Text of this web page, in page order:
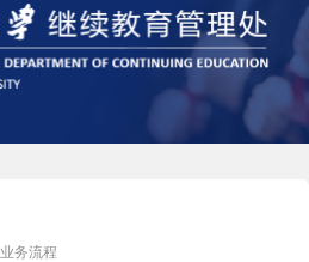
业务流程